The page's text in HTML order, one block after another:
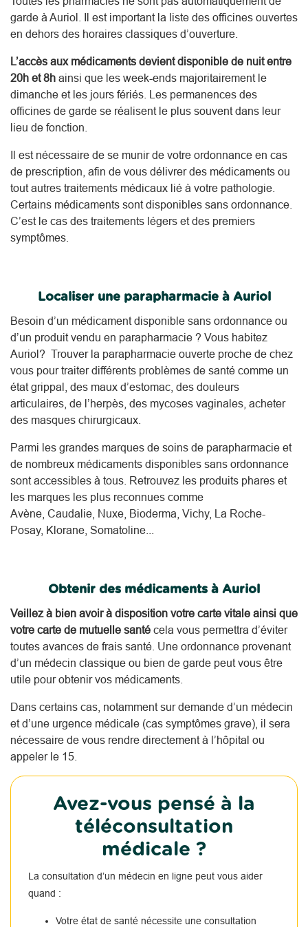
garde à Auriol. Il est important la liste des officines ouvertes
en dehors des horaires classiques d’ouverture.
L’accès aux médicaments devient disponible de nuit entre
20h et 8h ainsi que les week-ends majoritairement le
dimanche et les jours fériés. Les permanences des
officines de garde se réalisent le plus souvent dans leur
lieu de fonction.
Il est nécessaire de se munir de votre ordonnance en cas
de prescription, afin de vous délivrer des médicaments ou
tout autres traitements médicaux lié à votre pathologie.
Certains médicaments sont disponibles sans ordonnance.
C’est le cas des traitements légers et des premiers
symptômes.
Localiser une parapharmacie à Auriol
Besoin d’un médicament disponible sans ordonnance ou
d’un produit vendu en parapharmacie ? Vous habitez
Auriol? Trouver la parapharmacie ouverte proche de chez
vous pour traiter différents problèmes de santé comme un
état grippal, des maux d’estomac, des douleurs
articulaires, de l’herpès, des mycoses vaginales, acheter
des masques chirurgicaux.
Parmi les grandes marques de soins de parapharmacie et
de nombreux médicaments disponibles sans ordonnance
sont accessibles à tous. Retrouvez les produits phares et
les marques les plus reconnues comme
Avène, Caudalie, Nuxe, Bioderma, Vichy, La Roche-
Posay, Klorane, Somatoline...
Obtenir des médicaments à Auriol
Veillez à bien avoir à disposition votre carte vitale ainsi que
votre carte de mutuelle santé cela vous permettra d’éviter
toutes avances de frais santé. Une ordonnance provenant
d’un médecin classique ou bien de garde peut vous être
utile pour obtenir vos médicaments.
Dans certains cas, notamment sur demande d’un médecin
et d’une urgence médicale (cas symptômes grave), il sera
nécessaire de vous rendre directement à l’hôpital ou
appeler le 15.
Avez-vous pensé à la
téléconsultation
médicale ?
La consultation d’un médecin en ligne peut vous aider
quand :
Votre état de santé nécessite une consultation